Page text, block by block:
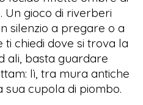
Un gioco di riverberi
silenzio a pregare o a
chiedi dove si trova la
ali, basta guardare
lì, tra mura antiche
cupola di piombo.